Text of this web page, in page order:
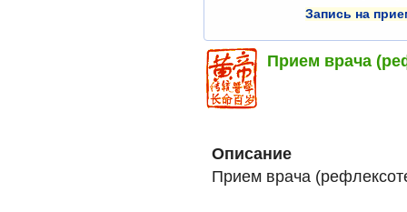
Запись на
Прием врача
Описание
Прием врача